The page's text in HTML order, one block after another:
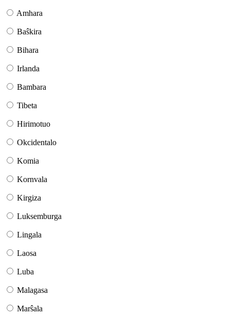
Amhara
Baŝkira
Bihara
Irlanda
Bambara
Tibeta
Hirimotuo
Okcidentalo
Komia
Kornvala
Kirgiza
Luksemburga
Lingala
Laosa
Luba
Malagasa
Marŝala